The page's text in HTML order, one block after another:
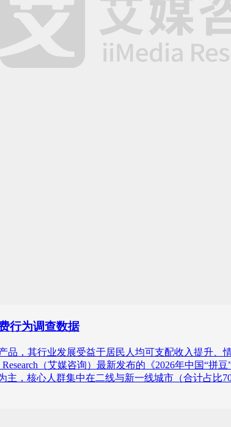
行为调查数据
，其行业发展受益于居民人均可支配收入提升、
（艾媒咨询）最新发布的《2026年中国“拼
主，核心人群集中在二线与新一线城市（合计占比